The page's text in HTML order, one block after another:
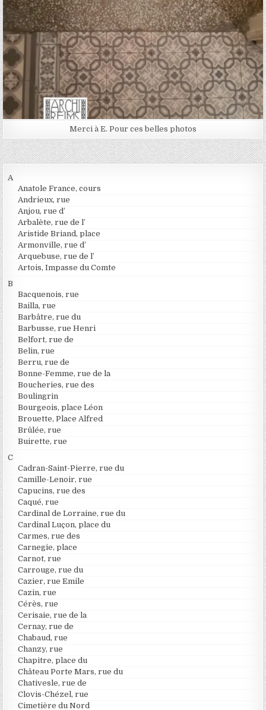
Merci à E. Pour ces belles photos
A
Anatole France, cours
Andrieux, rue
Anjou, rue d’
Arbalète, rue de l’
Aristide Briand, place
Armonville, rue d’
Arquebuse, rue de l’
Artois, Impasse du Comte
B
Bacquenois, rue
Bailla, rue
Barbâtre, rue du
Barbusse, rue Henri
Belfort, rue de
Belin, rue
Berru, rue de
Bonne-Femme, rue de la
Boucheries, rue des
Boulingrin
Bourgeois, place Léon
Brouette, Place Alfred
Brûlée, rue
Buirette, rue
C
Cadran-Saint-Pierre, rue du
Camille-Lenoir, rue
Capucins, rue des
Caqué, rue
Cardinal de Lorraine, rue du
Cardinal Luçon, place du
Carmes, rue des
Carnegie, place
Carnot, rue
Carrouge, rue du
Cazier, rue Emile
Cazin, rue
Cérès, rue
Cerisaie, rue de la
Cernay, rue de
Chabaud, rue
Chanzy, rue
Chapitre, place du
Château Porte Mars, rue du
Chativesle, rue de
Clovis-Chézel, rue
Cimetière du Nord